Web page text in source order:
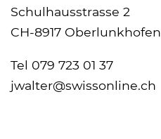
Schulhausstrasse 2
CH-8917 Oberlunkhofen
Tel 079 723 01 37
jwalter@swissonline.ch